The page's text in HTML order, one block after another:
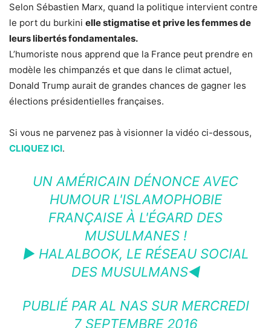
Selon Sébastien Marx, quand la politique intervient contre
le port du burkini elle stigmatise et prive les femmes de
leurs libertés fondamentales.
L’humoriste nous apprend que la France peut prendre en
modèle les chimpanzés et que dans le climat actuel,
Donald Trump aurait de grandes chances de gagner les
élections présidentielles françaises.
Si vous ne parvenez pas à visionner la vidéo ci-dessous,
CLIQUEZ ICI.
UN AMÉRICAIN DÉNONCE AVEC
HUMOUR L'ISLAMOPHOBIE
FRANÇAISE À L'ÉGARD DES
MUSULMANES !
► HALALBOOK, LE RÉSEAU SOCIAL
DES MUSULMANS◄
PUBLIÉ PAR AL NASSUR MERCREDI
7 SEPTEMBRE 2016